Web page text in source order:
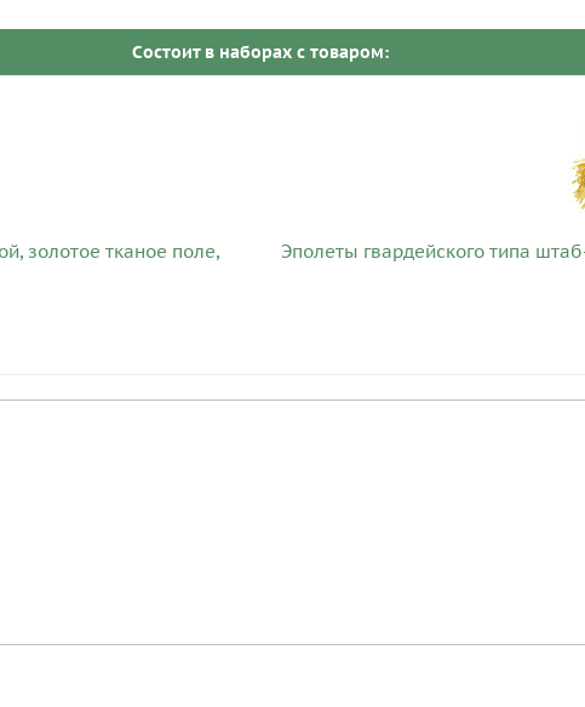
Cостоит в наборах c товаром:
золотое тканое поле,
Эполеты гвардейского типа